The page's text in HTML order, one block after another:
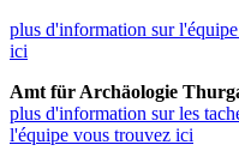
plus d'information sur
ici
Amt für Archäologie
plus d'information sur les
l'équipe vous trouvez ici